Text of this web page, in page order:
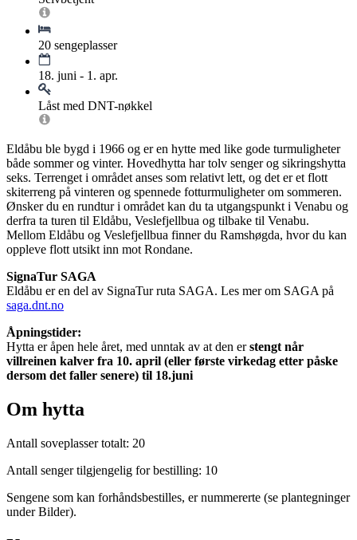
20 sengeplasser
18. juni - 1. apr.
Låst med DNT-nøkkel
Eldåbu ble bygd i 1966 og er en hytte med like gode turmuligheter
både sommer og vinter. Hovedhytta har tolv senger og sikringshytta
seks. Terrenget i området anses som relativt lett, og det er et flott
skiterreng på vinteren og spennede fotturmuligheter om sommeren.
Ønsker du en rundtur i området kan du ta utgangspunkt i Venabu og
derfra ta turen til Eldåbu, Veslefjellbua og tilbake til Venabu.
Mellom Eldåbu og Veslefjellbua finner du Ramshøgda, hvor du kan
oppleve flott utsikt inn mot Rondane.
SignaTur SAGA
Eldåbu er en del av SignaTur ruta SAGA. Les mer om SAGA på
saga.dnt.no
Åpningstider:
Hytta er åpen hele året, med unntak av at den erstengt når
villreinen kalver fra 10. april (eller første virkedag etter påske
dersom det faller senere) til 18.juni
Om hytta
Antall soveplasser totalt: 20
Antall senger tilgjengelig for bestilling: 10
Sengene som kan forhåndsbestilles, er nummererte (se plantegninger
under Bilder).